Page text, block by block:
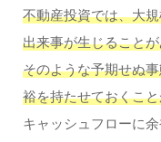
不動産投資では、大
出来事が生じること
そのような予期せぬ
裕を持たせておくこ
キャッシュフローに